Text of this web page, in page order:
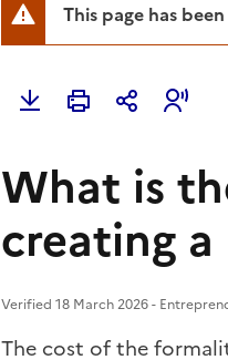
This page has
What is
creating a
Verified 18 March 2026 -
The cost of the